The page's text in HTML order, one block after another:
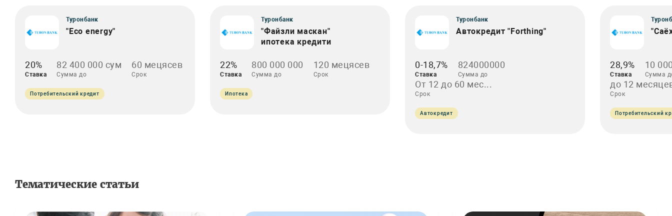
Туронбанк
"Eco energy"
20%
Ставка
82 400 000 сум
Сумма до
60 мецясев
Срок
Потребительский кредит
Туронбанк
"Файзли маскан"
ипотека кредити
22%
Ставка
800 000 000
Сумма до
120 мецясев
Срок
Ипотека
Туронбанк
Автокредит "Forthing"
0-18,7%
Ставка
824000000
Сумма до
От 12 до 60 мес...
Срок
Автокредит
28,9%
Ставка
10
Сумма
до 12
Срок
Потребительский
Тематические статьи